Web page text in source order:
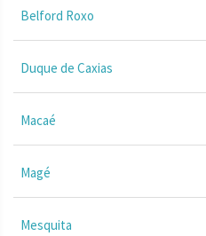
Belford Roxo
Duque de Caxias
Macaé
Magé
Mesquita